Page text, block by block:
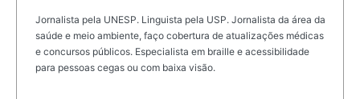
Jornalista pela UNESP. Linguista pela USP. Jornalista da área da
saúde e meio ambiente, faço cobertura de atualizações médicas
e concursos públicos. Especialista em braille e acessibilidade
para pessoas cegas ou com baixa visão.